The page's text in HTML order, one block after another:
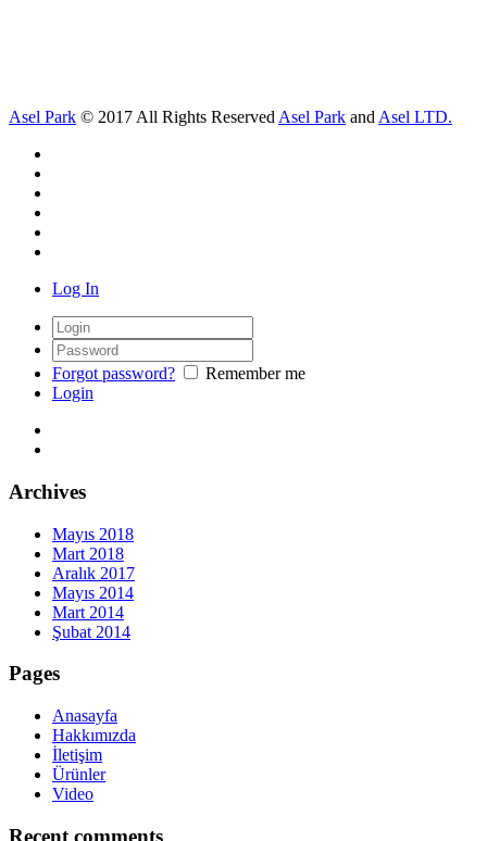
Asel Park © 2017 All Rights Reserved Asel Park and Asel LTD.
Log In
Forgot password?
Remember me
Login
Archives
Mayıs 2018
Mart 2018
Aralık 2017
Mayıs 2014
Mart 2014
Şubat 2014
Pages
Anasayfa
Hakkımızda
İletişim
Ürünler
Video
Recent comments